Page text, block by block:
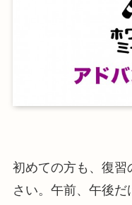
初めての方も、復
さい。午前、午後